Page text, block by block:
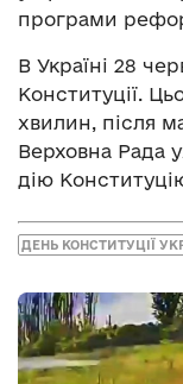
програми
В Україні 28
Конституції.
хвилин, після
Верховна Рада
дію
ДЕНЬ КОНСТИТУЦІЇ